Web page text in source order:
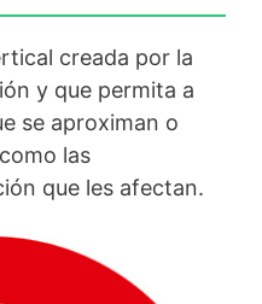
creada por la
y que permita a
se aproximan o
las
que les afectan.